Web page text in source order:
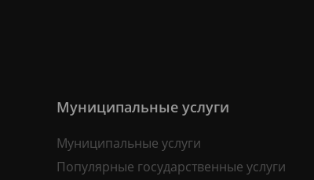
Муниципальные услуги
Муниципальные услуги
Популярные государственные услуги